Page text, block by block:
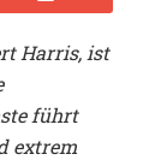
Harris, ist
führt
extrem